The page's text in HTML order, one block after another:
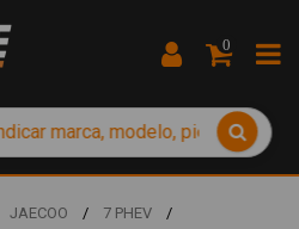
0
JAECOO / 7 PHEV
/